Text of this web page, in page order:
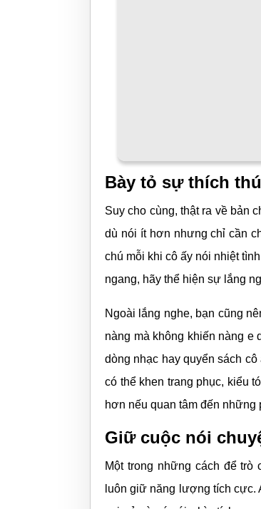
Bày tỏ sự thích
Suy cho cùng, thật ra về bản
dù nói ít hơn nhưng chỉ cần
chú mỗi khi cô ấy nói nhiệt
ngang, hãy thể hiện sự lắng
Ngoài lắng nghe, bạn cũng
nàng mà không khiến nàng e
dòng nhạc hay quyển sách
có thể khen trang phục, kiểu
hơn nếu quan tâm đến những
Giữ cuộc nói
Một trong những cách để trò
luôn giữ năng lượng tích